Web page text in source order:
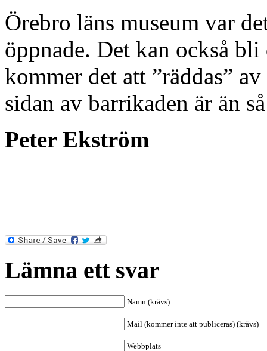
Örebro läns museum var
öppnade. Det kan också
kommer det att ”räddas”
sidan av barrikaden är än
Peter Ekström
Lämna ett svar
Namn (krävs)
Mail (kommer inte att publiceras) (krävs)
Webbplats